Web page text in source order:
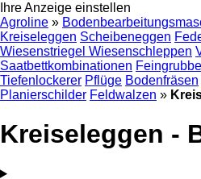
Ihre Anzeige einstellen
Agroline »
Kreiseleggen Scheibeneggen
Wiesenstriegel Wiesenschleppen
Saatbettkombinationen
Tiefenlockerer Pflüge Bodenfräsen
Planierschilder Feldwalzen »
Kreiseleggen -